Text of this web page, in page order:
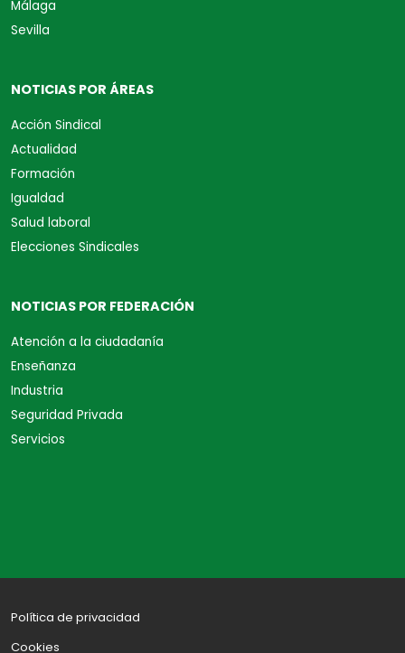
Málaga
Sevilla
NOTICIAS POR ÁREAS
Acción Sindical
Actualidad
Formación
Igualdad
Salud laboral
Elecciones Sindicales
NOTICIAS POR FEDERACIÓN
Atención a la ciudadanía
Enseñanza
Industria
Seguridad Privada
Servicios
Política de privacidad
Cookies